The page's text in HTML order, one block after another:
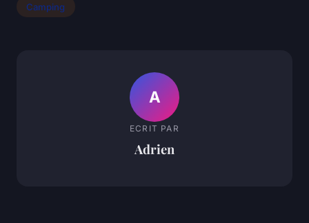
Camping
A
ECRIT PAR
Adrien